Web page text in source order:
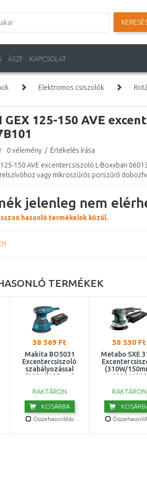
ÁSZF KAPCSOLAT
Elektromos csiszolók
GEX 125-150 AVE
0 vélemény / Értékelés írása
125-150 AVE excentercsiszoló L-Boxxban
vagy mikroszűrős porszűrő
jelenleg nem
hasonló termékeink közül.
TERMÉKEK
38 569 Ft
Makita BO5031
Excentercsiszoló
szabályozással
(300W/125mm)
RAKTÁRON
KOSÁRBA
Összehasonlítás
38 530 Ft
Metabo SXE
(310W/
600444000
RAKTÁRON